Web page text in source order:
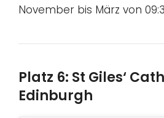
November bis März von
Platz 6: St Giles‘
Edinburgh